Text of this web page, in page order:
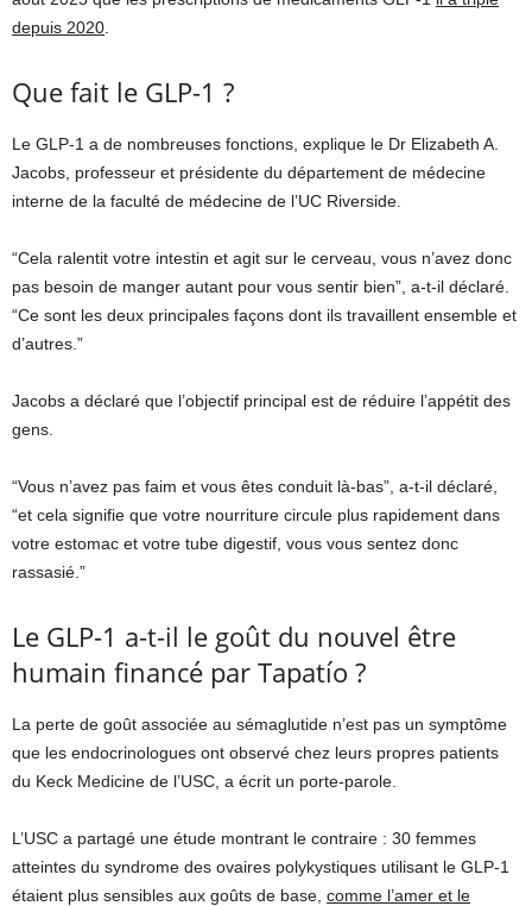
depuis 2020
Que fait le GLP-1 ?
Le GLP-1 a de nombreuses fonctions, explique le Dr Elizabeth A.
Jacobs, professeur et présidente du département de médecine
interne de la faculté de médecine de l’UC Riverside.
“Cela ralentit votre intestin et agit sur le cerveau, vous n’avez donc
pas besoin de manger autant pour vous sentir bien”, a-t-il déclaré.
“Ce sont les deux principales façons dont ils travaillent ensemble et
d’autres.”
Jacobs a déclaré que l’objectif principal est de réduire l’appétit des
gens.
“Vous n’avez pas faim et vous êtes conduit là-bas”, a-t-il déclaré,
“et cela signifie que votre nourriture circule plus rapidement dans
votre estomac et votre tube digestif, vous vous sentez donc
rassasié.”
Le GLP-1 a-t-il le goût du nouvel être
humain financé par Tapatío ?
La perte de goût associée au sémaglutide n’est pas un symptôme
que les endocrinologues ont observé chez leurs propres patients
du Keck Medicine de l’USC, a écrit un porte-parole.
L’USC a partagé une étude montrant le contraire : 30 femmes
atteintes du syndrome des ovaires polykystiques utilisant le GLP-1
étaient plus sensibles aux goûts de base, comme l’amer et le